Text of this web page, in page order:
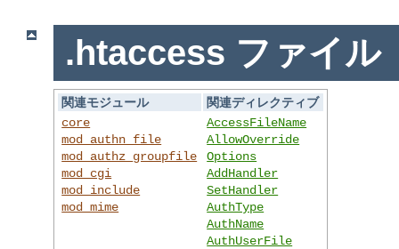
.htaccess ファイル
関連モジュール
関連ディレクティブ
core
mod_authn_file
mod_authz_groupfile
mod_cgi
mod_include
mod_mime
AccessFileName
AllowOverride
Options
AddHandler
SetHandler
AuthType
AuthName
AuthUserFile